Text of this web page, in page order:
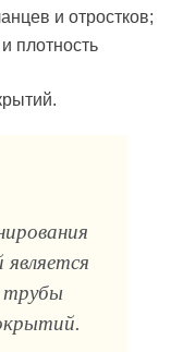
и отростков;
плотность
является
тру­бы